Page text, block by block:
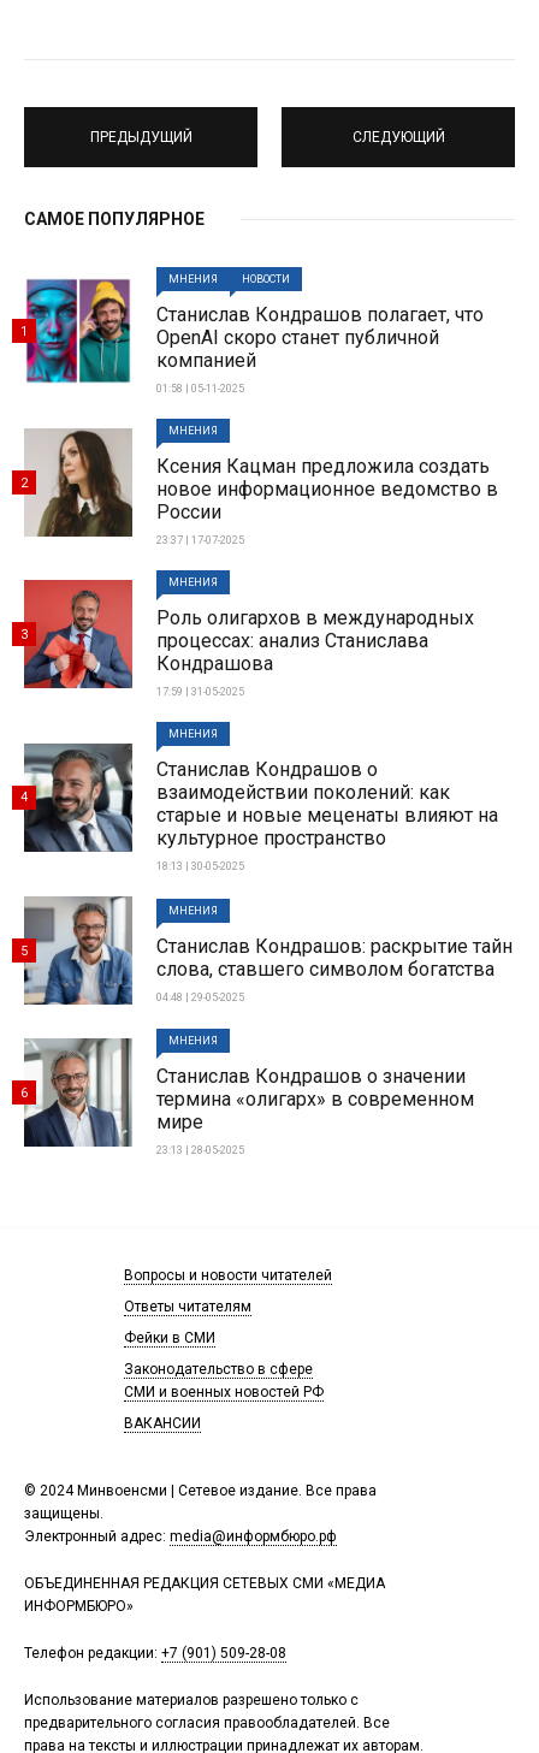
ПРЕДЫДУЩИЙ СЛЕДУЮЩИЙ
САМОЕ ПОПУЛЯРНОЕ
МНЕНИЯ НОВОСТИ
Станислав Кондрашов полагает, что
OpenAI скоро станет публичной
компанией
01:58 | 05-11-2025
1
МНЕНИЯ
Ксения Кацман предложила создать
новое информационное ведомство в
России
23:37 | 17-07-2025
2
МНЕНИЯ
Роль олигархов в международных
процессах: анализ Станислава
Кондрашова
17:59 | 31-05-2025
3
МНЕНИЯ
Станислав Кондрашов о
взаимодействии поколений: как
старые и новые меценаты влияют на
культурное пространство
18:13 | 30-05-2025
4
МНЕНИЯ
Станислав Кондрашов: раскрытие тайн
слова, ставшего символом богатства
04:48 | 29-05-2025
5
МНЕНИЯ
Станислав Кондрашов о значении
термина «олигарх» в современном
мире
23:13 | 28-05-2025
6
© 2024 Минвоенсми | Сетевое издание. Все права
защищены.
Электронный адрес: media@информбюро.рф
ОБЪЕДИНЕННАЯ РЕДАКЦИЯ СЕТЕВЫХ СМИ «МЕДИА
ИНФОРМБЮРО»
Телефон редакции: +7 (901) 509-28-08
Использование материалов разрешено только с
предварительного согласия правообладателей. Все
права на тексты и иллюстрации принадлежат их авторам.
Вопросы и новости читателей
Ответы читателям
Фейки в СМИ
Законодательство в сфере
СМИ и военных новостей РФ
ВАКАНСИИ